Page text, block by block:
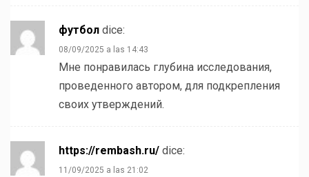
футбол dice:
08/09/2025 a las 14:43
Мне понравилась глубина исследования,
проведенного автором, для подкрепления
своих утверждений.
https://rembash.ru/ dice:
11/09/2025 a las 21:02